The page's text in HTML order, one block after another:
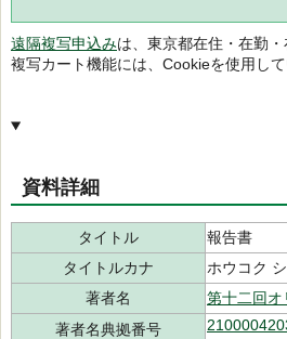
遠隔複写申込みは、東京都在住・在勤
複写カート機能には、Cookieを使用し
資料詳細
タイトル
報告書
タイトルカナ
ホウコク
著者名
第十二回オ
著者名典拠番号